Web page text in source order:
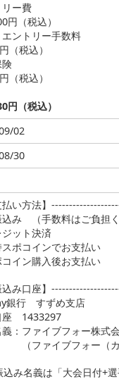
ー費
円（税込）
ントリー手数料
（税込）
（税込）
円（税込）
02
30
払い方法】
み （手数料はご負担
ット決済
ポコインでお支払い
イン購入後お支払い
込み口座】
銀行 すずめ支店
座 1433297
：ファイブフォー株式
イブフォー（カ）
み名義は「大会日付+